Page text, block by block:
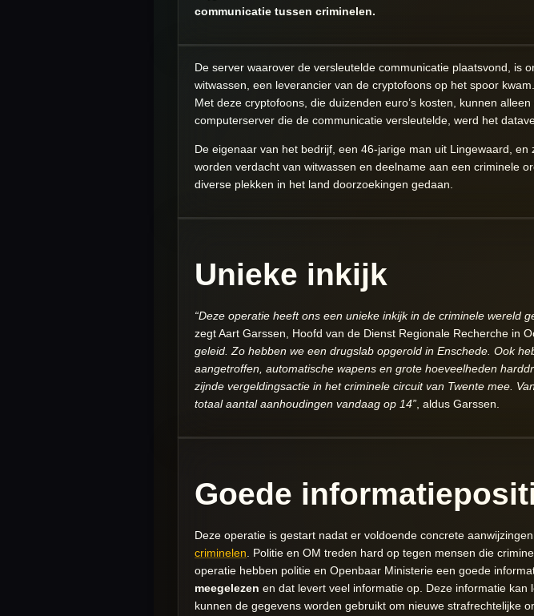
communicatie tussen criminelen.
De server waarover de versleutelde communicatie plaatsvond, is
witwassen, een leverancier van de cryptofoons op het spoor kwam.
Met deze cryptofoons, die duizenden euro’s kosten, kunnen
computerserver die de communicatie versleutelde, werd het
De eigenaar van het bedrijf, een 46-jarige man uit Lingewaard,
worden verdacht van witwassen en deelname aan een criminele
diverse plekken in het land doorzoekingen gedaan.
Unieke inkijk
“Deze operatie heeft ons een unieke inkijk in de criminele wereld
zegt Aart Garssen, Hoofd van de Dienst Regionale Recherche in
geleid. Zo hebben we een drugslab opgerold in Enschede. Ook
aangetroffen, automatische wapens en grote hoeveelheden
zijnde vergeldingsactie in het criminele circuit van Twente mee.
totaal aantal aanhoudingen vandaag op 14” , aldus Garssen.
Goede
Deze operatie is gestart nadat er voldoende concrete
criminelen . Politie en OM treden hard op tegen mensen die
operatie hebben politie en Openbaar Ministerie een goede
meegelezen en dat levert veel informatie op. Deze informatie
kunnen de gegevens worden gebruikt om nieuwe strafrechtelijke